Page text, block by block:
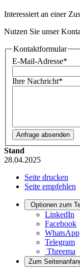
Interessiert an einer
Nutzen Sie unser
Kontaktformular
E-Mail-Adresse*
Ihre Nachricht*
Stand
28.04.2025
Seite drucken
Seite empfehlen
Optionen zum
LinkedIn
Facebook
WhatsApp
Telegram
Threema
Zum